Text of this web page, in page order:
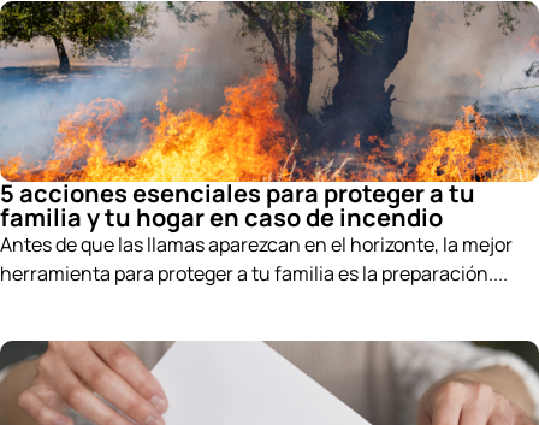
5 acciones esenciales para proteger a tu
familia y tu hogar en caso de incendio
Antes de que las llamas aparezcan en el horizonte, la mejor
herramienta para proteger a tu familia es la preparación....